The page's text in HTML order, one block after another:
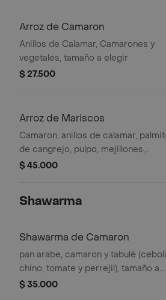
Arroz de Camaron
Anillos de Calamar, Camarones y
vegetales, tamaño a elegir
$ 27.500
Arroz de Mariscos
Camaron, anillos de calamar,
de cangrejo, pulpo, mejillones,
calamar pota, tamaño a elegir
$ 45.000
Shawarma
Shawarma de Camaron
pan arabe, camaron y tabulè
chino, tomate y perrejil), tamaño a
elegir
$ 35.000